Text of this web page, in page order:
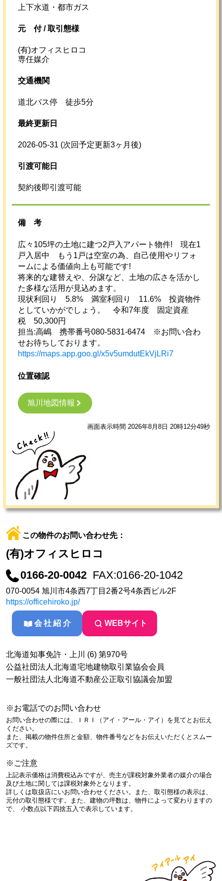
上下水道・都市ガス
元 付 /取引態様
(有)オフィスヒロコ
専任媒介
交通機関
道北バス停 徒歩5分
最終更新日
2026-05-31 (次回予定更新3ヶ月後)
引渡可能日
契約後即引渡可能
備考
広々105坪の土地に建つ2戸入アパート物件! 現在1
戸入居中 もう1戸は空室の為、自己使用やリフォ
ームによる価値向上も可能です!
将来的な建替えや、分譲など、土地の広さを活かし
た多様な活用が見込めます。
現状利回り 5.8% 満室利回り 11.6% 投資物件
としていかがでしょう。 令和7年度 固定資産
税 50,300円
担当:高嶋 携帯番号080-5831-6474 ※お問い合わ
せお待ちしております。
https://maps.app.goo.gl/x5v5umdutEkVjLRi7
位置確認
旭川地図情報
画面表示時間 2026年8月8日 20時12分49秒
この物件のお問い合わせ先：
(有)オフィスヒロコ
0166-20-0042 FAX:0166-20-1042
070-0054 旭川市4条西7丁目2番2号4条西ビル2F
https://officehiroko.jp/
会社紹介 WEBサイト
北海道知事免許・上川 (6) 第970号
公益社団法人北海道宅地建物取引業協会会員
一般社団法人北海道不動産公正取引協議会加盟
※お電話でのお問い合わせ
お問い合わせの際には、ＩＲＩ（アイ・アール・アイ）を見てとお伝え
ください。
また、掲載の物件住所と金額、物件番号などをお伝えいただくとスムー
ズです。
※ご注意
上記表示価格は消費税込みですが、売主が課税対象外業者の媒介の場合
及び土地に関しては課税対象外となります。
詳しくは取扱店にいお問い合わせください。また、取引態様の表示は、
元付の取引態様です。また、建物の坪数は、物件によって変わりますの
で、 小数点以下四捨五入で表示しています。